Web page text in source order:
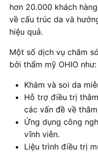
hơn 20.000 khách
về cấu trúc da và
hiệu quả.
Một số dịch vụ chăm
bởi thẩm mỹ OHIO như:
Khám và soi da
Hỗ trợ điều trị
các vấn đề về
Ứng dụng công
vĩnh viễn.
Liệu trình điều trị